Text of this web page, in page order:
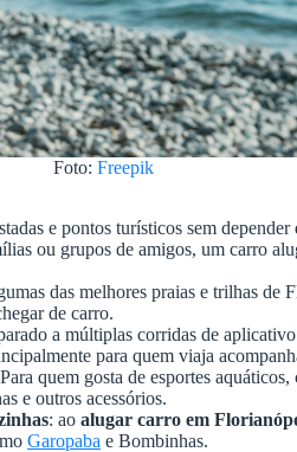
Foto: Freepik
e pontos turísticos sem
ou grupos de amigos, um carro
das melhores praias e trilhas de
de carro.
a múltiplas corridas de
para quem viaja
quem gosta de esportes
e outros acessórios.
: ao alugar carro em
Garopaba e Bombinhas.